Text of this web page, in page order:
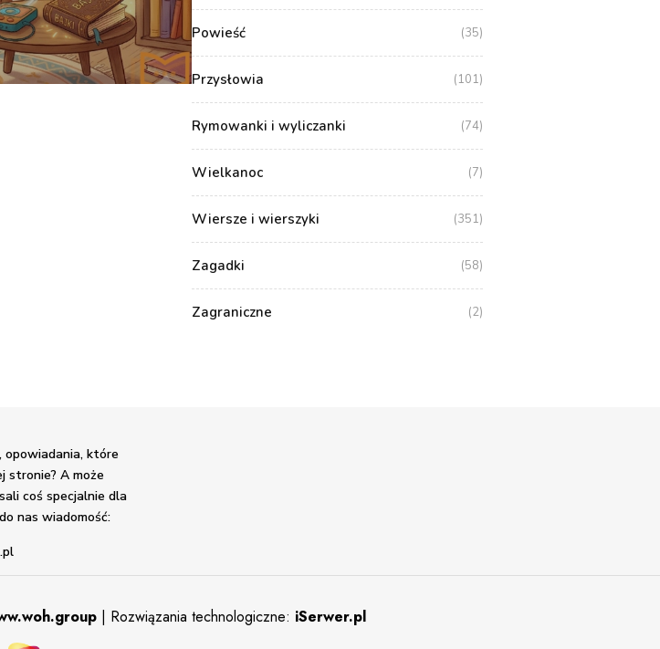
Powieść (35)
Przysłowia (101)
Rymowanki i wyliczanki (74)
Wielkanoc (7)
Wiersze i wierszyki (351)
Zagadki (58)
Zagraniczne (2)
, opowiadania, które
stronie? A może
coś specjalnie dla
nas wiadomość:
| Rozwiązania technologiczne: iSerwer.pl